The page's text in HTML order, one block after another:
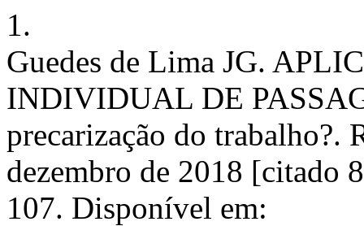
1.
Guedes de Lima JG.
INDIVIDUAL DE
precarização do trabalho?.
dezembro de 2018 [citado
107. Disponível em: